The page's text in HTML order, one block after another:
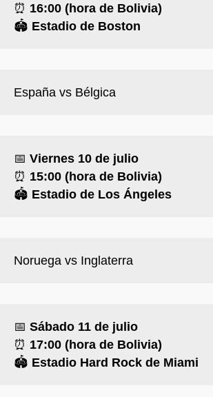
⏰ 16:00 (hora de Bolivia)
🏟️ Estadio de Boston
España vs Bélgica
📅 Viernes 10 de julio
⏰ 15:00 (hora de Bolivia)
🏟️ Estadio de Los Ángeles
Noruega vs Inglaterra
📅 Sábado 11 de julio
⏰ 17:00 (hora de Bolivia)
🏟️ Estadio Hard Rock de Miami